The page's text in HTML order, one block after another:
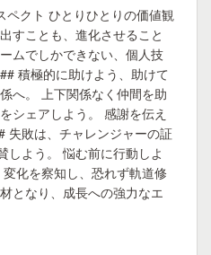
クト ひとりひとりの価値観
すことも、進化させること
ムでしかできない、個人技
積極的に助けよう、助けて
へ。 上下関係なく仲間を助
シェアしよう。 感謝を伝え
失敗は、チャレンジャーの証
しよう。 悩む前に行動しよ
化を察知し、恐れず軌道修
となり、成長への強力なエ